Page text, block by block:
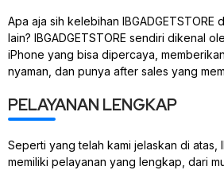
Apa aja sih kelebihan
lain? IBGADGETSTORE sendiri dikenal
iPhone yang bisa dipercaya,
nyaman, dan punya after sales yang
PELAYANAN LENGKAP
Seperti yang telah kami jelaskan di atas,
memiliki pelayanan yang lengkap, dari